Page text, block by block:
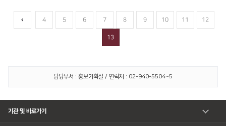
4 5 6 7 8 9 10 11 12
13
담당부서 : 홍보기획실 / 연락처 : 02-940-5504~5
기관 및 바로가기